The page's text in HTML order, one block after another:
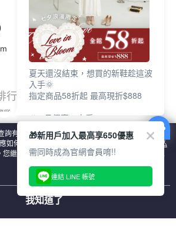
查看全部
行
有關本網站使用 cookie 方式之詳情，及若您不希
如何變更電腦的 cookie 設定，請參閱本網站「
隱私
您繼續使用本網站即表示您同意本公司得按本網站使
。
我知道了
夏天還沒結束，想買的新鞋趁這波
入手🌞
指定商品58折起 最高現折$888
🎉 8月優惠一次看
①LINE購物最高10%回饋
②每周限定品現折200
③指定商品58折起 最高現折$888
上班鞋、休閒鞋、涼鞋一次逛齊
好搭、出遊好走、聚會也漂亮
🎁新用戶加入最高享650優惠
需同時成為官網會員唷!!
連結 LINE 帳號